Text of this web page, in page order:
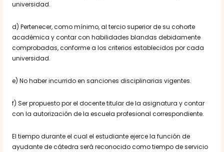
universidad.
d) Pertenecer, como mínimo, al tercio superior de su cohorte
académica y contar con habilidades blandas debidamente
comprobadas, conforme a los criterios establecidos por cada
universidad.
e) No haber incurrido en sanciones disciplinarias vigentes.
f) Ser propuesto por el docente titular de la asignatura y contar
con la autorización de la escuela profesional correspondiente.
El tiempo durante el cual el estudiante ejerce la función de
ayudante de cátedra será reconocido como tiempo de servicio